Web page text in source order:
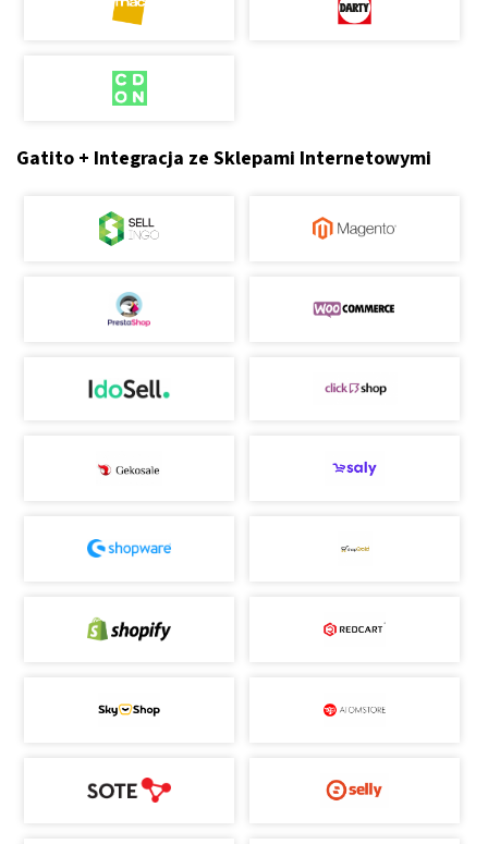
Gatito + Integracja ze Sklepami Internetowymi